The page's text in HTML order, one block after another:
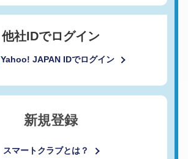
他社IDでログイン
Yahoo! JAPAN IDでログイン
新規登録
スマートクラブとは？